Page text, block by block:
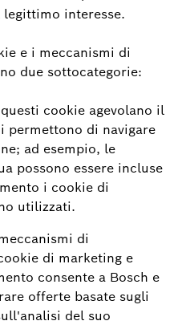
interesse.
e i meccanismi di
due sottocategorie:
cookie agevolano il
permettono di navigare
ad esempio, le
possono essere incluse
i cookie di
utilizzati.
di
di marketing e
consente a Bosch e
offerte basate sugli
del suo